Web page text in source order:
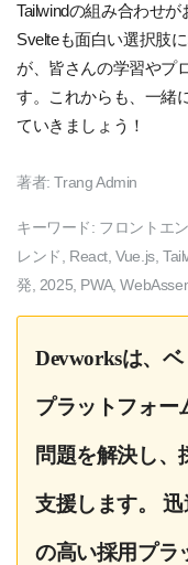
Tailwindの組み合わせ
Svelteも面白い選択肢
が、皆さんの学習やプ
す。これからも、一緒
ていきましょう！
著者:Trang Admin
キーワード: フロントエ
レンド, React, Vue.js,
発, 2025, PWA,
Devworksは、
プラットフォー
問題を解決し、
支援します。
の高い採用プラ